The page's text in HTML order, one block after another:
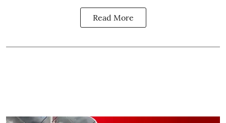
Read More